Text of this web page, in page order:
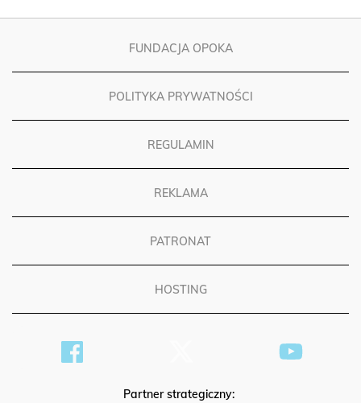
FUNDACJA OPOKA
POLITYKA PRYWATNOŚCI
REGULAMIN
REKLAMA
PATRONAT
HOSTING
Partner strategiczny: